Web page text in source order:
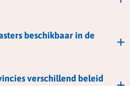
beschikbaar in de
verschillend beleid